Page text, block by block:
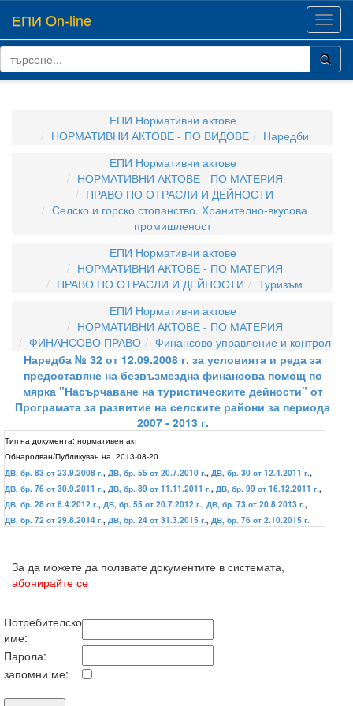
ЕПИ On-line
ЕПИ Нормативни актове
НОРМАТИВНИ АКТОВЕ - ПО ВИДОВЕ
Наредби
ЕПИ Нормативни актове
НОРМАТИВНИ АКТОВЕ - ПО МАТЕРИЯ
ПРАВО ПО ОТРАСЛИ И ДЕЙНОСТИ
Селско и горско стопанство. Хранително-вкусова
промишленост
ЕПИ Нормативни актове
НОРМАТИВНИ АКТОВЕ - ПО МАТЕРИЯ
ПРАВО ПО ОТРАСЛИ И ДЕЙНОСТИ
Туризъм
ЕПИ Нормативни актове
НОРМАТИВНИ АКТОВЕ - ПО МАТЕРИЯ
ФИНАНСОВО ПРАВО
Финансово управление и контрол
Наредба № 32 от 12.09.2008 г. за условията и реда за
предоставяне на безвъзмездна финансова помощ по
мярка "Насърчаване на туристическите дейности" от
Програмата за развитие на селските райони за периода
2007 - 2013 г.
Тип на документа: нормативен акт
Обнародван/Публикуван на: 2013-08-20
ДВ, бр. 83 от 23.9.2008 г., ДВ, бр. 55 от 20.7.2010 г., ДВ, бр. 30 от 12.4.2011 г.,
ДВ, бр. 76 от 30.9.2011 г., ДВ, бр. 89 от 11.11.2011 г., ДВ, бр. 99 от 16.12.2011 г.,
ДВ, бр. 28 от 6.4.2012 г., ДВ, бр. 55 от 20.7.2012 г., ДВ, бр. 73 от 20.8.2013 г.,
ДВ, бр. 72 от 29.8.2014 г., ДВ, бр. 24 от 31.3.2015 г., ДВ, бр. 76 от 2.10.2015 г.
За да можете да ползвате документите в системата,
абонирайте се
Потребителско
име:
Парола:
запомни ме: